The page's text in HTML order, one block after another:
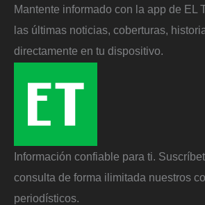
Mantente informado con la app de EL
las últimas noticias, coberturas,
directamente en tu dispositivo.
Información confiable para ti.
consulta de forma ilimitada nuestros
periodísticos.